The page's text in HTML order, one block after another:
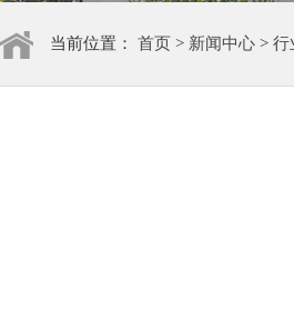
当前位置： 首页 > 新闻中心 > 行